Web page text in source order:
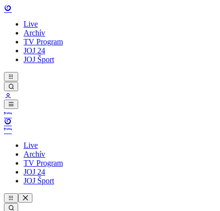
Live
Archív
TV Program
JOJ 24
JOJ Šport
Live
Archív
TV Program
JOJ 24
JOJ Šport